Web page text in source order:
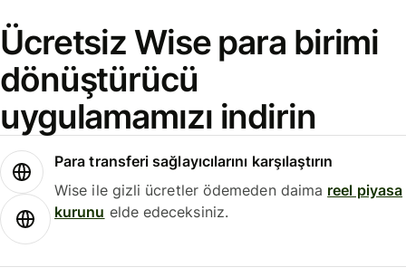
Ücretsiz Wise para birimi
dönüştürücü
uygulamamızı indirin
Para transferi sağlayıcılarını karşılaştırın
Wise ile gizli ücretler ödemeden daima reel piyasa
kurunu elde edeceksiniz.